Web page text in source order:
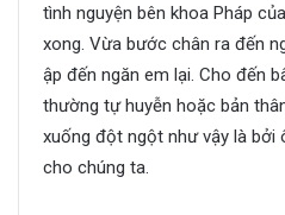
tình nguyện bên khoa Pháp
xong. Vừa bước chân ra đến
ập đến ngăn em lại. Cho đến
thường tự huyễn hoặc bản
xuống đột ngột như vậy là bởi
cho chúng ta.